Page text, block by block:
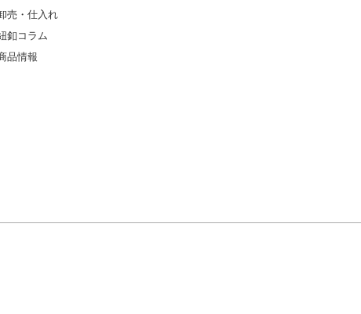
売・仕入れ
釦コラム
品情報